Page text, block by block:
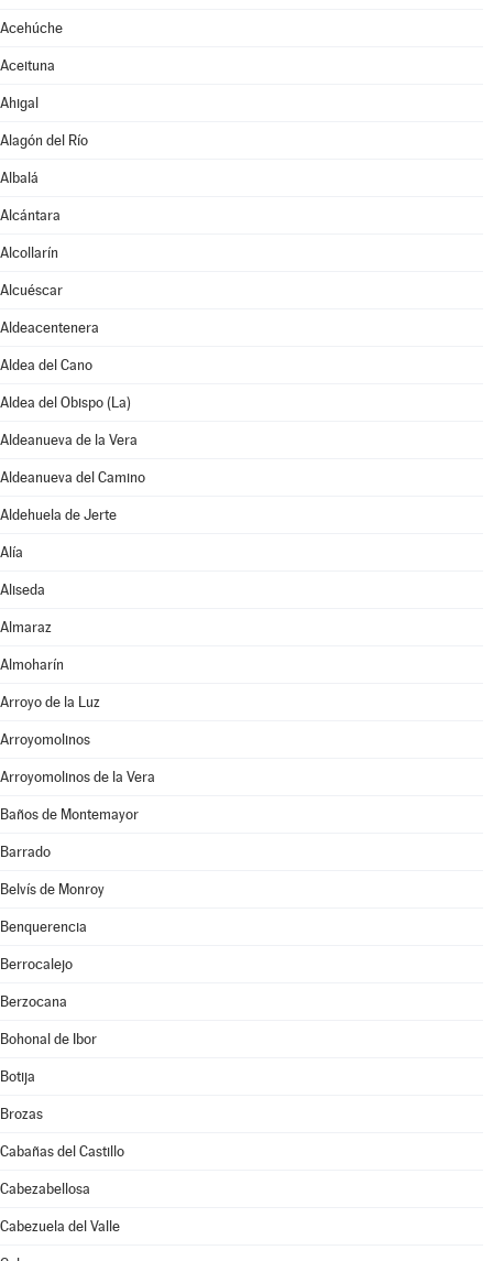
Acehúche
Aceituna
Ahigal
Alagón del Río
Albalá
Alcántara
Alcollarín
Alcuéscar
Aldeacentenera
Aldea del Cano
Aldea del Obispo (La)
Aldeanueva de la Vera
Aldeanueva del Camino
Aldehuela de Jerte
Alía
Aliseda
Almaraz
Almoharín
Arroyo de la Luz
Arroyomolinos
Arroyomolinos de la Vera
Baños de Montemayor
Barrado
Belvís de Monroy
Benquerencia
Berrocalejo
Berzocana
Bohonal de Ibor
Botija
Brozas
Cabañas del Castillo
Cabezabellosa
Cabezuela del Valle